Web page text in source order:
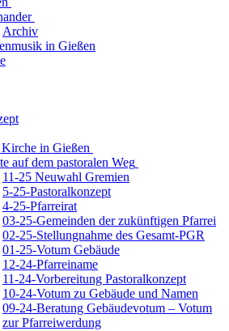
Archiv
in Gießen
in Gießen
auf dem pastoralen Weg
11-25 Neuwahl Gremien
5-25-Pastoralkonzept
4-25-Pfarreirat
03-25-Gemeinden der zukünftigen Pfarrei
02-25-Stellungnahme des Gesamt-PGR
01-25-Votum Gebäude
12-24-Pfarreiname
11-24-Vorbereitung Pastoralkonzept
10-24-Votum zu Gebäude und Namen
09-24-Beratung Gebäudevotum – Votum
zur Pfarreiwerdung